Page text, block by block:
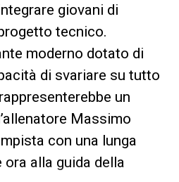
giovani di
tecnico.
moderno dotato di
di svariare su tutto
un
Massimo
con una lunga
alla guida della